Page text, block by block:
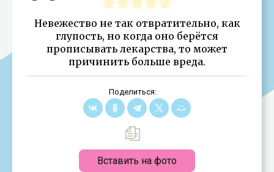
Невежество не так отвратительно, как
глупость, но когда оно берётся
прописывать лекарства, то может
причинить больше вреда.
Поделиться:
Вставить на фото